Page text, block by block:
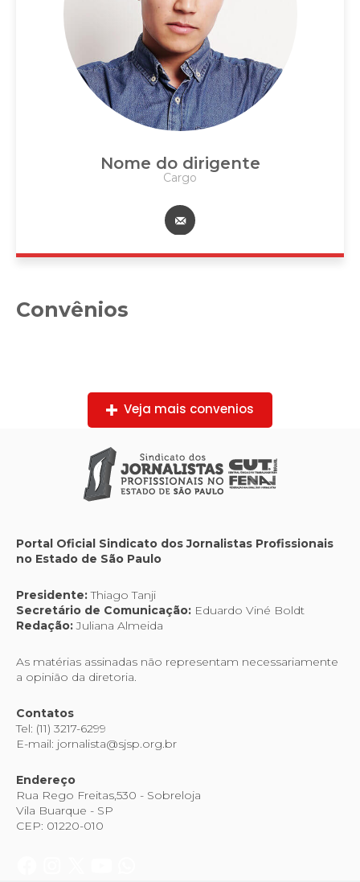
Nome do dirigente
Cargo
Convênios
Veja mais convenios
Portal Oficial Sindicato dos Jornalistas Profissionais
no Estado de São Paulo
Presidente:Thiago Tanji
Secretário de Comunicação: Eduardo Viné Boldt
Redação:Juliana Almeida
As matérias assinadas não representam necessariamente
a opinião da diretoria.
Contatos
Tel: (11) 3217-6299
E-mail: jornalista@sjsp.org.br
Endereço
Rua Rego Freitas,530 - Sobreloja
Vila Buarque - SP
CEP: 01220-010